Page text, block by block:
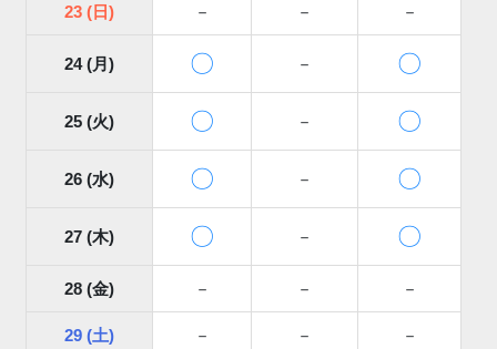
23 (日) － － －
24 (月) 〇 － 〇
25 (火) 〇 － 〇
26 (水) 〇 － 〇
27 (木) 〇 － 〇
28 (金) － － －
29 (土) － － －